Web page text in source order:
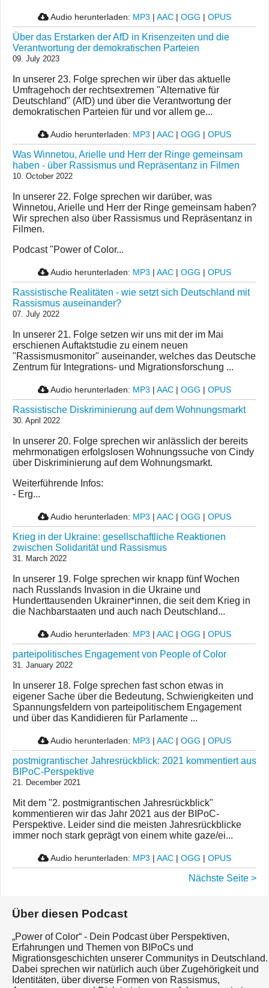
Audio herunterladen: MP3 | AAC | OGG | OPUS
Über das Erstarken der AfD in Krisenzeiten und die
Verantwortung der demokratischen Parteien
09. July 2023
In unserer 23. Folge sprechen wir über das aktuelle
Umfragehoch der rechtsextremen "Alternative für
Deutschland" (AfD) und über die Verantwortung der
demokratischen Parteien für und vor allem ge...
Audio herunterladen: MP3 | AAC | OGG | OPUS
Was Winnetou, Arielle und Herr der Ringe gemeinsam
haben - über Rassismus und Repräsentanz in Filmen
10. October 2022
In unserer 22. Folge sprechen wir darüber, was
Winnetou, Arielle und Herr der Ringe gemeinsam haben?
Wir sprechen also über Rassismus und Repräsentanz in
Filmen.
Podcast "Power of Color...
Audio herunterladen: MP3 | AAC | OGG | OPUS
Rassistische Realitäten - wie setzt sich Deutschland mit
Rassismus auseinander?
07. July 2022
In unserer 21. Folge setzen wir uns mit der im Mai
erschienen Auftaktstudie zu einem neuen
"Rassismusmonitor" auseinander, welches das Deutsche
Zentrum für Integrations- und Migrationsforschung ...
Audio herunterladen: MP3 | AAC | OGG | OPUS
Rassistische Diskriminierung auf dem Wohnungsmarkt
30. April 2022
In unserer 20. Folge sprechen wir anlässlich der bereits
mehrmonatigen erfolgslosen Wohnungssuche von Cindy
über Diskriminierung auf dem Wohnungsmarkt.
Weiterführende Infos:
- Erg...
Audio herunterladen: MP3 | AAC | OGG | OPUS
Krieg in der Ukraine: gesellschaftliche Reaktionen
zwischen Solidarität und Rassismus
31. March 2022
In unserer 19. Folge sprechen wir knapp fünf Wochen
nach Russlands Invasion in die Ukraine und
Hunderttausenden Ukrainer*innen, die seit dem Krieg in
die Nachbarstaaten und auch nach Deutschland...
Audio herunterladen: MP3 | AAC | OGG | OPUS
parteipolitisches Engagement von People of Color
31. January 2022
In unserer 18. Folge sprechen fast schon etwas in
eigener Sache über die Bedeutung, Schwierigkeiten und
Spannungsfeldern von parteipolitischem Engagement
und über das Kandidieren für Parlamente ...
Audio herunterladen: MP3 | AAC | OGG | OPUS
postmigrantischer Jahresrückblick: 2021 kommentiert aus
BIPoC-Perspektive
21. December 2021
Mit dem "2. postmigrantischen Jahresrückblick"
kommentieren wir das Jahr 2021 aus der BIPoC-
Perspektive. Leider sind die meisten Jahresrückblicke
immer noch stark geprägt von einem white gaze/ei...
Audio herunterladen: MP3 | AAC | OGG | OPUS
Nächste Seite >
Über diesen Podcast
„Power of Color“ - Dein Podcast über Perspektiven,
Erfahrungen und Themen von BIPoCs und
Migrationsgeschichten unserer Communitys in Deutschland.
Dabei sprechen wir natürlich auch über Zugehörigkeit und
Identitäten, über diverse Formen von Rassismus,